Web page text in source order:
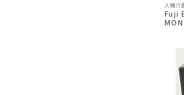
人機介
Fuji